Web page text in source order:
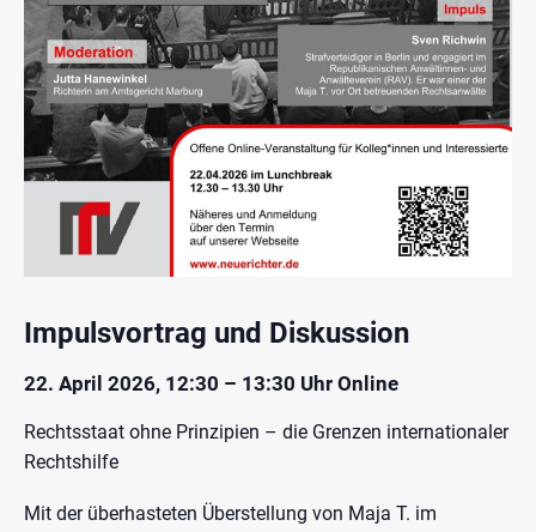
Impulsvortrag und Diskussion
22. April 2026, 12:30 – 13:30 Uhr Online
Rechtsstaat ohne Prinzipien – die Grenzen internationaler
Rechtshilfe
Mit der überhasteten Überstellung von Maja T. im